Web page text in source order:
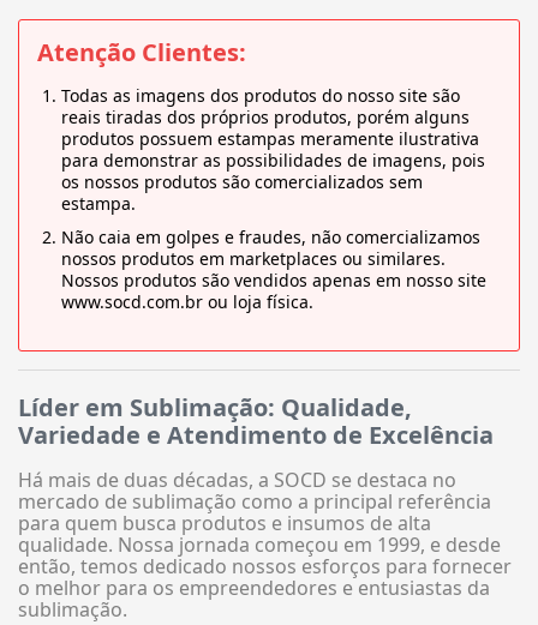
Atenção Clientes:
Todas as imagens dos produtos do nosso site são
reais tiradas dos próprios produtos, porém alguns
produtos possuem estampas meramente ilustrativa
para demonstrar as possibilidades de imagens, pois
os nossos produtos são comercializados sem
estampa.
Não caia em golpes e fraudes, não comercializamos
nossos produtos em marketplaces ou similares.
Nossos produtos são vendidos apenas em nosso site
www.socd.com.br ou loja física.
Líder em Sublimação: Qualidade,
Variedade e Atendimento de Excelência
Há mais de duas décadas, a SOCD se destaca no
mercado de sublimação como a principal referência
para quem busca produtos e insumos de alta
qualidade. Nossa jornada começou em 1999, e desde
então, temos dedicado nossos esforços para fornecer
o melhor para os empreendedores e entusiastas da
sublimação.